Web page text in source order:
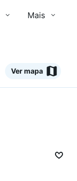
Mais
Ver mapa